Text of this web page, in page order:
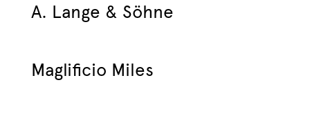
A. Lange & Söhne
Maglificio Miles